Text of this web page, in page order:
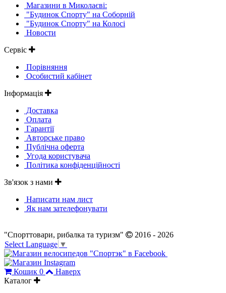
Магазини в Миколаєві:
"Будинок Спорту" на Соборній
"Будинок Спорту" на Колосі
Новости
Сервіс
Порівняння
Особистий кабінет
Інформація
Доставка
Оплата
Гарантії
Авторське право
Публічна оферта
Угода користувача
Політика конфіденційності
Зв'язок з нами
Написати нам лист
Як нам зателефонувати
"Спорттовари, рибалка та туризм"
2016 - 2026
Select Language ▼
Кошик 0
Наверх
Каталог